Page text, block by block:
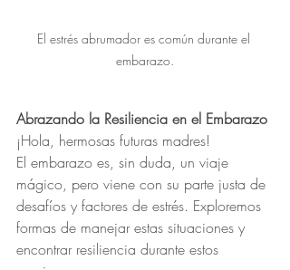
El estrés abrumador es común durante el
embarazo.
Abrazando la Resiliencia en el Embarazo
¡Hola, hermosas futuras madres!
El embarazo es, sin duda, un viaje
mágico, pero viene con su parte justa de
desafíos y factores de estrés. Exploremos
formas de manejar estas situaciones y
encontrar resiliencia durante estos